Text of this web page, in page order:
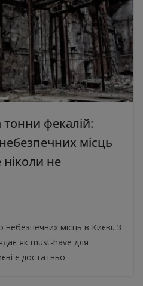
тонни фекалій:
місць
ніколи не
місць в Києві. З
як must-have для
є достатньо